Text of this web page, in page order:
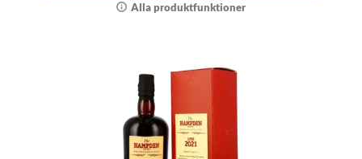
Alla produktfunktioner